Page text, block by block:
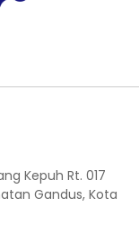
Kepuh Rt. 017
Gandus, Kota